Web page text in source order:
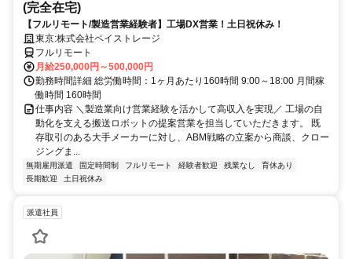
(完全在宅)
【フルリモート/製造営業経験者】工場DX営業！土日祝休み！
東京:株式会社ペイストレージ
フルリモート
月給250,000円～500,000円
勤務時間詳細 総労働時間：1ヶ月あたり160時間 9:00～18:00 月間稼
働時間 160時間
仕事内容 ＼製造業向け営業経験を活かして高収入を実現／ 工場の自
動化を支える搬送ロボットの提案営業を担当していただきます。 既
存取引のある大手メーカーに対し、ABM戦略の立案から商談、クロー
ジングま...
無期雇用派遣 固定時間制 フルリモート 経験者歓迎 残業なし
育休あり
長期歓迎
土日祝休み
派遣社員